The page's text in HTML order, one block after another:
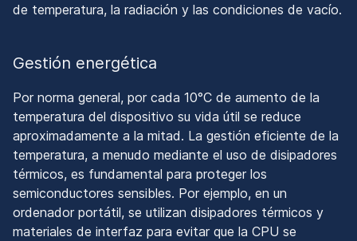
de temperatura, la radiación y las condiciones de vacío.
Gestión energética
Por norma general, por cada 10°C de aumento de la
temperatura del dispositivo su vida útil se reduce
aproximadamente a la mitad. La gestión eficiente de la
temperatura, a menudo mediante el uso de disipadores
térmicos, es fundamental para proteger los
semiconductores sensibles. Por ejemplo, en un
ordenador portátil, se utilizan disipadores térmicos y
materiales de interfaz para evitar que la CPU se